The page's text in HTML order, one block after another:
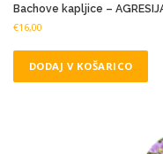
Bachove kapljice –
€16,00
DODAJ V KOŠARICO